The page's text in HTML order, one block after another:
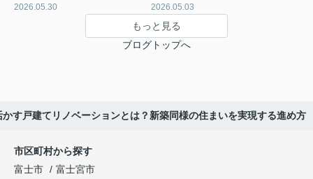
2026.05.30 2026.05.03
もっと見る
ブログトップへ
かす戸建てリノベーションとは？新築同様の住まいを実現する進め方
市区町村から探す
富士市
富士宮市